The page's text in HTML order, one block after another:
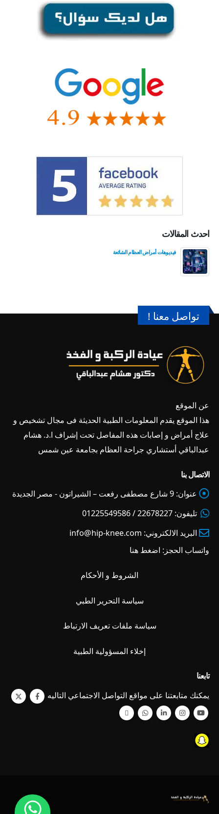
احدث المقالات
فيديوهات أمراض العظام الشائعة
تواصل معنا !
عن الموقع
هذا الموقع يقدم المعلومات الطبية الحديثة فى مجال تشخيص و
علاج أمراض و إصابات هذه المفاصل تحت إشراف ا.د. هشام
عبدالباقي أستشاري جراحة العظام بجامعة عين شمس
الاتصال بنا
عنوان: 9 شارع مصطفى رفعت – الشيراتون - مصر الجديدة
تليفون: 22678227 / 01225549586
البريد الالكتروني: info@hip-knee.com
واتساب الحجز: اضغط هنا
الشروط و الأحكام
سياسة التحرير الطبي
سياسة ملفات تعريف الارتباط
إخلاء المسؤولية الطبية
تابعنا
يمكنك متابعتنا على مواقع التواصل الاجتماعي التاليه